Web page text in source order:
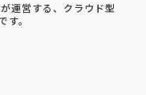
運営する、クラウド型
。